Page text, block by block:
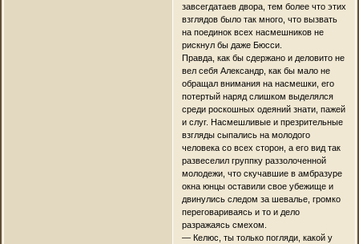
завсегдатаев двора, тем более что этих
взглядов было так много, что вызвать
на поединок всех насмешников не
рискнул бы даже Бюсси.
Правда, как бы сдержано и деловито не
вел себя Александр, как бы мало не
обращал внимания на насмешки, его
потертый наряд слишком выделялся
среди роскошных одеяний знати, пажей
и слуг. Насмешливые и презрительные
взгляды сыпались на молодого
человека со всех сторон, а его вид так
развеселил группку раззолоченной
молодежи, что скучавшие в амбразуре
окна юнцы оставили свое убежище и
двинулись следом за шевалье, громко
переговариваясь и то и дело
разражаясь смехом.
— Келюс, ты только погляди, какой у